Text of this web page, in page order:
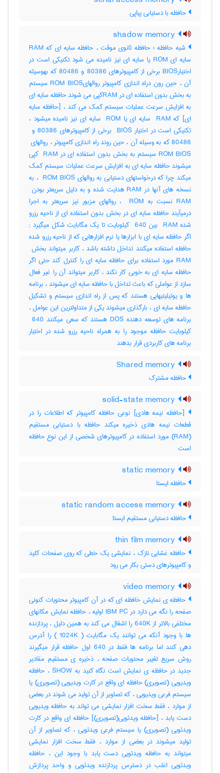
حافظه با دستیابی پیاپی
شبه حافظه ؛ حافظه ثانوی موقت ، حافظه سایه ای که RAM
سایه ای ROM یا سایه ای نیز نامیده می شود تکنیکی است در
اختیارBIOS برخی از کامپیوترهای 80386 و 80486 که بهوسیله
آن ، حین رون دراه اندازی کامپیوتر روالهایROM BIOS سیستم
به بخش بدون استفاده ای در RAMکپی می شوند حافظه سایه ای
به افزایش سرعت عملیات سیستم کمک می کند ، [حافظه سایه
ای] که ‎ RAM سایه ای یا ‎ ROM سایه ای نیز نامیده میشود ،
ROM BIOS سیستم به بخش بدون استفاده ای در ‎ RAM کپی
میشوند حافظه سایه ای به افزایش سرعت عملیات سیستم کمک
میکند چرا که درخواستهای دستیابی به روالهای ‎ ROM BIOS ، به
RAM نسبت به ‎ ROM ، روالهای مزبور نیز سریعتر به اجرا
درمیآیند حافظه سایه ای در بخش بدون استفاده ای از ناحیه رزرو
شده ‎ RAM بین ‎ 640 کیلوبایت تا یک مگابایت شکل میگیرد‎ ;
اگر حافظه سایه ای با ابزارها یا نرم افزارهایی که از ناحیه رزرو شده
RAM مورد استفاده برای حافظه سایه ای را کنترل کند حتی اگر
حافظه سایه ای به خوبی کار نکند ، کاربر میتواند آن را غیر فعال
سازد از عواملی که باعث تداخل با حافظه سایه ای میشوند ، برنامه
ها و یوتیلیتیهایی هستند که پس از راه اندازی سیستم و تشکیل
حافظه سایه ای ، بارگذاری میشوند یکی از متداولترین این عوامل ،
برنامه های توسعه دهنده ‎DOS هستند که سعی میکنند ‎ 640
کیلوبایت حافظه موجود را به همراه ناحیه رزرو شده در اختیار
برنامه های کاربردی قرار بدهند
حافظه مشترک
[حافظه نیمه هادی] نوعی حافظه کامپیوتر که اطلاعات را در
قطعات نیمه هادی ذخیره میکند حافظه با دستیابی مستقیم
(‎RAM) مورد استفاده در کامپیوترهای شخصی از این نوع حافظه
است
حافظه ایستا
حافظه دستیابی مستقیم ایستا
حافظه غشایی نازک ، نمایشی یک خطی که روی صفحات کلید
و کامپیوترهای دستی بکار می رود
حافظه ی نمایش خافظه ای که در آن کامپیوتر محتویات کنونی
صفحه را نگه می دارد در IBM PC اولیه ، حافظه نمایش مکانهای
مختلفی بالاتر از 640K را اشغال می کند به همین دلیل ، پردازنده
ها با وجود آنکه می توانند یک مگابایت ( 1024K ) را آدرس
دهی کنند اما برنامه ها فقط در 640 اول حافظه قرار میگیرند
روش سریع تغییر محتویات صفحه ، ذخیره ی مستقیم مقادیر
جدید در حافظه ی نمایش است نگاه کنید به SHOW ، حافظه
ویدیویی (تصویری) حافظه ای واقع در کارت ویدیویی (تصویری) یا
سیستم فرعی ویدیویی ، که تصاویر از آن تولید می شوند در بعضی
از موارد ، فقط سخت افزار نمایشی می تواند به حافظه ویدیویی
دست یابد ، [حافظه ویدئویی(تصویری)] حافظه ای واقع در کارت
ویدئویی (تصویری) یا سیستم فرعی ویدئویی ، که تصاویر از آن
تولید میشوند در بعضی از موارد ، فقط سخت افزار نمایشی
میتواند به حافظه ویدئویی دست یابد با وجود این ، حافظه
ویدئویی اغلب در دسترس پردازنده ویدئویی و واحد پردازش